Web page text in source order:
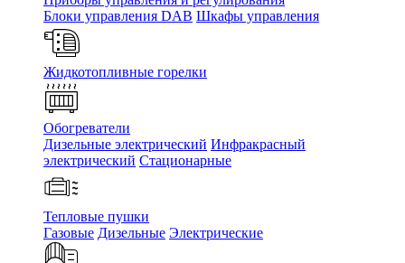
Блоки управления DAB Шкафы управления
Жидкотопливные горелки
Обогреватели
Дизельные электрический Инфракрасный
электрический Стационарные
Тепловые пушки
Газовые Дизельные Электрические